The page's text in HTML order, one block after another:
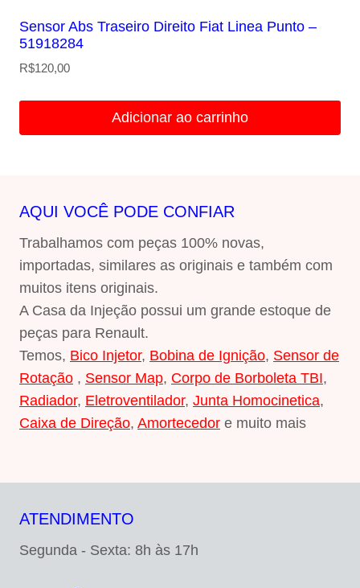
Sensor Abs Traseiro Direito Fiat Linea Punto –
51918284
R$120,00
Adicionar ao carrinho
AQUI VOCÊ PODE CONFIAR
Trabalhamos com peças 100% novas,
importadas, similares as originais e também com
muitos itens originais.
A Casa da Injeção possui um grande estoque de
peças para Renault.
Temos, Bico Injetor, Bobina de Ignição, Sensor de
Rotação , Sensor Map, Corpo de Borboleta TBI,
Radiador, Eletroventilador, Junta Homocinetica,
Caixa de Direção, Amortecedor e muito mais
ATENDIMENTO
Segunda - Sexta: 8h às 17h